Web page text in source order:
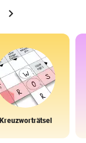
chevron_right
Kreuzworträtsel